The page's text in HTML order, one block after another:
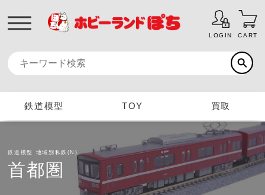
LOGIN CART
鉄道模型 TOY 買取
鉄道模型 地域別私鉄(N)
首都圏